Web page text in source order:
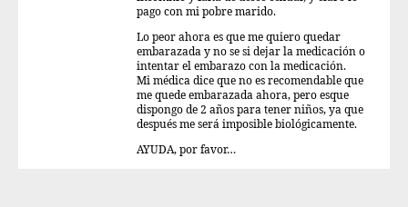
pago con mi pobre marido.
Lo peor ahora es que me quiero quedar
embarazada y no se si dejar la medicación o
intentar el embarazo con la medicación.
Mi médica dice que no es recomendable que
me quede embarazada ahora, pero esque
dispongo de 2 años para tener niños, ya que
después me será imposible biológicamente.
AYUDA, por favor…